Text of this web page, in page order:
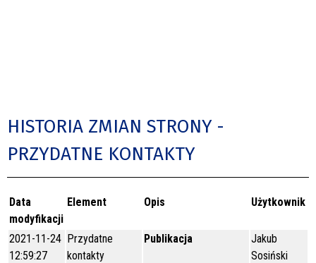
HISTORIA ZMIAN STRONY -
PRZYDATNE KONTAKTY
Data
modyfikacji
Element Opis Użytkownik
2021-11-24
12:59:27
Przydatne
kontakty
Publikacja
Jakub
Sosiński